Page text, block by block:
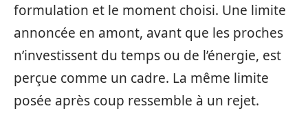
formulation et le moment choisi. Une limite
annoncée en amont, avant que les proches
n’investissent du temps ou de l’énergie, est
perçue comme un cadre. La même limite
posée après coup ressemble à un rejet.